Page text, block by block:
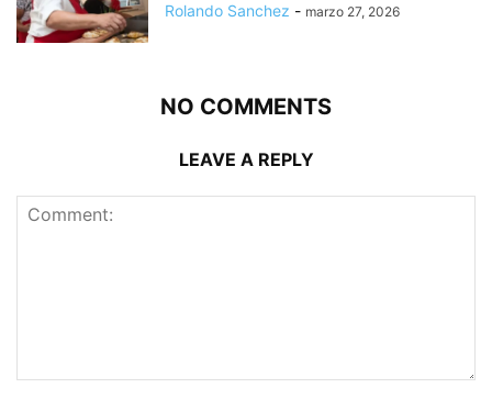
Rolando Sanchez - marzo 27, 2026
NO COMMENTS
LEAVE A REPLY